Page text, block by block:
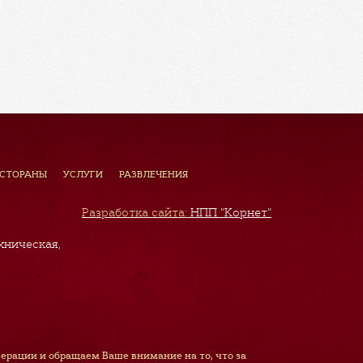
УСЛУГИ РАЗВЛЕЧЕНИЯ
Разработка сайта: НПП "Корнет"
и обращаем Ваше внимание на то, что за